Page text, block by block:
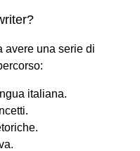
avere una serie di
italiana.